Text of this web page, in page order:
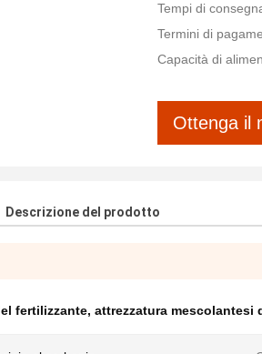
Tempi di
Termini di
Capacità di
Ottenga il
Descrizione del prodotto
fertilizzante, attrezzatura mescolantesi